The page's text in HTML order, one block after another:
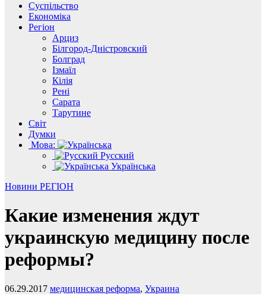
Суспільство
Економіка
Регіон
Арциз
Білгород-Дністровский
Болград
Ізмаїл
Кілія
Рені
Сарата
Тарутине
Світ
Думки
Мова:
Русский
Українська
Новини РЕГІОН
Какие изменения ждут
украинскую медицину после
реформы?
06.29.2017 медицинская реформа, Украина